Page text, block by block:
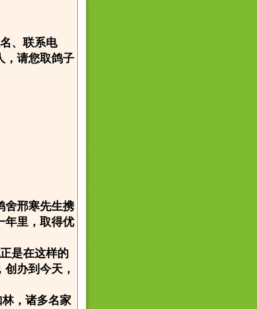
、联系电
，请您取鸽子
舍邢寒先生携
年里，取得优
是在这样的
办到今天，
林，诸多名家